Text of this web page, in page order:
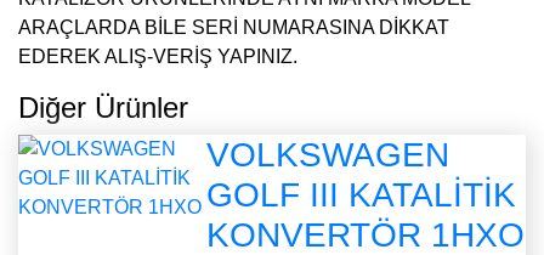
ARAÇLARDA BİLE SERİ NUMARASINA DİKKAT
EDEREK ALIŞ-VERİŞ YAPINIZ.
Diğer Ürünler
VOLKSWAGEN
GOLF III KATALİTİK
KONVERTÖR 1HXO